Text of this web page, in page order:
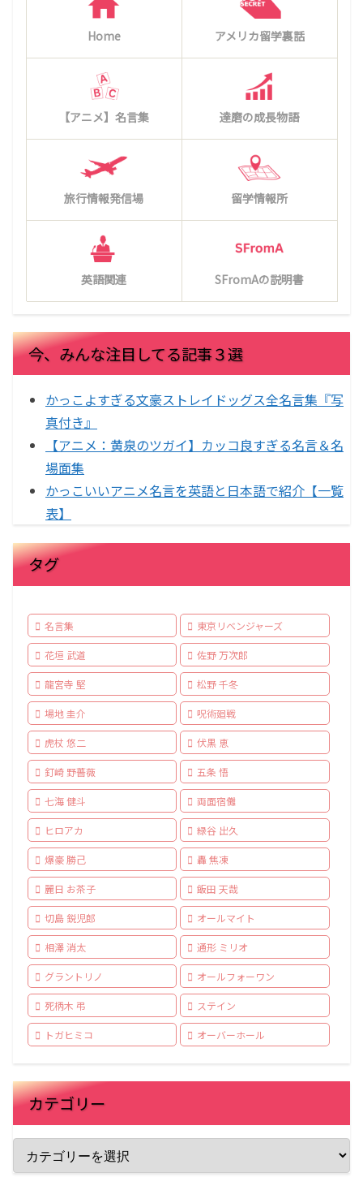
Home アメリカ留学裏話
【アニメ】名言集 達磨の成長物語
旅行情報発信場 留学情報所
英語関連 SFromAの説明書
今、みんな注目してる記事３選
かっこよすぎる文豪ストレイドッグス全名言集『写
真付き』
【アニメ：黄泉のツガイ】カッコ良すぎる名言＆名
場面集
かっこいいアニメ名言を英語と日本語で紹介【一覧
表】
タグ
名言集 東京リベンジャーズ
花垣 武道 佐野 万次郎
龍宮寺 堅 松野 千冬
場地 圭介 呪術廻戦
虎杖 悠二 伏黒 恵
釘崎 野薔薇 五条 悟
七海 健斗 両面宿儺
ヒロアカ 緑谷 出久
爆豪 勝己 轟 焦凍
麗日 お茶子 飯田 天哉
切島 鋭児郎 オールマイト
相澤 消太 通形 ミリオ
グラントリノ オールフォーワン
死柄木 弔 ステイン
トガヒミコ オーバーホール
カテゴリー